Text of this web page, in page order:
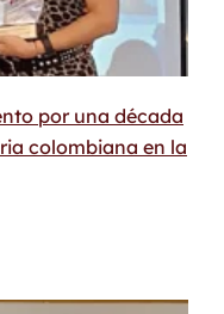
por una década
colombiana en la